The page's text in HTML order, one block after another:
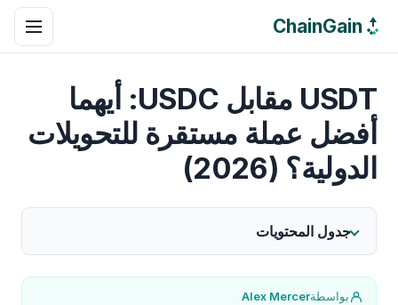
ChainGain
USDT مقابل USDC: أيهما
أفضل عملة مستقرة للتحويلات
الدولية؟ (2026)
جدول المحتويات
بواسطةAlex Mercer